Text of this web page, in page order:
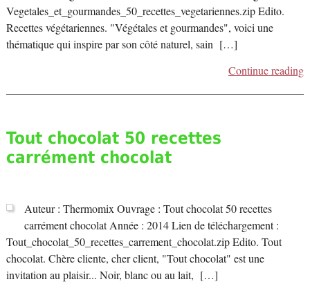
Vegetales_et_gourmandes_50_recettes_vegetariennes.zip Edito.
Recettes végétariennes. "Végétales et gourmandes", voici une
thématique qui inspire par son côté naturel, sain […]
Continue reading
Tout chocolat 50 recettes
carrément chocolat
Auteur : Thermomix Ouvrage : Tout chocolat 50 recettes
carrément chocolat Année : 2014 Lien de téléchargement :
Tout_chocolat_50_recettes_carrement_chocolat.zip Edito. Tout
chocolat. Chère cliente, cher client, "Tout chocolat" est une
invitation au plaisir... Noir, blanc ou au lait, […]